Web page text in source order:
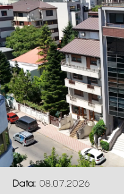
Data: 08.07.2026